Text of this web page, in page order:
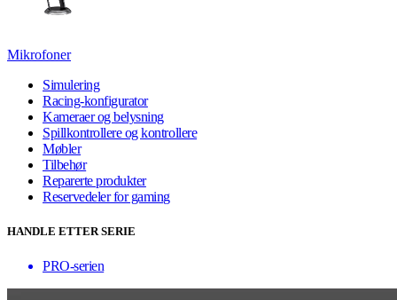
Mikrofoner
Simulering
Racing-konfigurator
Kameraer og belysning
Spillkontrollere og kontrollere
Møbler
Tilbehør
Reparerte produkter
Reservedeler for gaming
HANDLE ETTER SERIE
PRO-serien